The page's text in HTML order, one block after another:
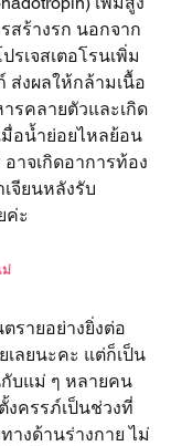
สร้างรก นอกจาก
รเจสเตอโรนเพิ่ม
ส่งผลให้กล้ามเนื้อ
รคลายตัวและเกิด
อน้ำย่อยไหลย้อน
าจเกิดอาการท้อง
จียนหลังรับ
ค่ะ
ม่
รายอย่างยิ่งต่อ
เลยนะคะ แต่ก็เป็น
กับแม่ ๆ หลายคน
งครรภ์เป็นช่วงที่
างด้านร่างกาย ไม่